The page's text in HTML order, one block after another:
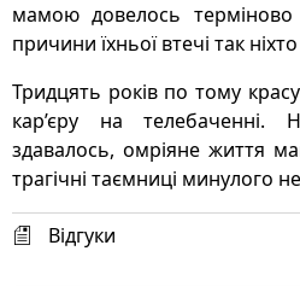
мамою довелось
причини їхньої втечі так
Тридцять років по тому
кар’єру на телебаченні.
здавалось, омріяне життя
трагічні таємниці минулого
Відгуки